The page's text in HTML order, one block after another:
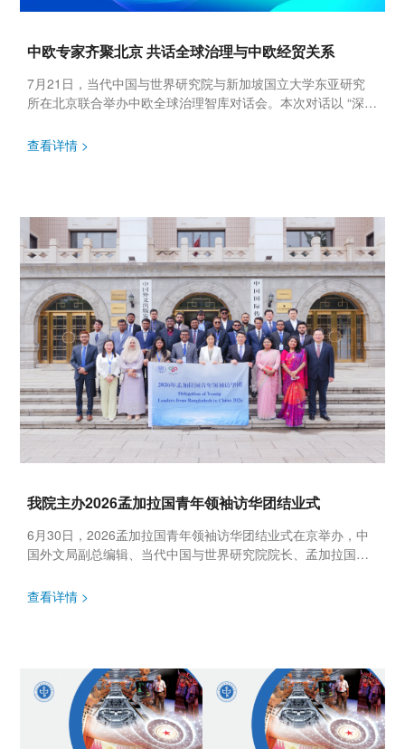
中欧专家齐聚北京 共话全球治理与中欧经贸关系
7月21日，当代中国与世界研究院与新加坡国立大学东亚研究
所在北京联合举办中欧全球治理智库对话会。本次对话以 “深化
者、行业专家...
查看详情 >
我院主办2026孟加拉国青年领袖访华团结业式
6月30日，2026孟加拉国青年领袖访华团结业式在京举办，中
国外文局副总编辑、当代中国与世界研究院院长、孟加拉国中
国际问题研究...
查看详情 >